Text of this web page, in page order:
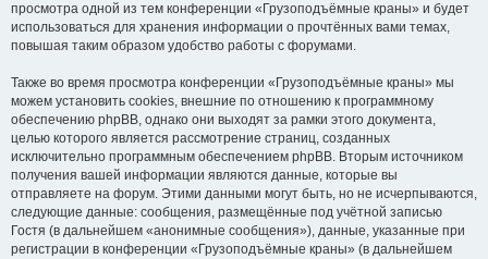
просмотра одной из тем конференции «Грузоподъёмные краны» и будет
использоваться для хранения информации о прочтённых вами темах,
повышая таким образом удобство работы с форумами.
Также во время просмотра конференции «Грузоподъёмные краны» мы
можем установить cookies, внешние по отношению к программному
обеспечению phpBB, однако они выходят за рамки этого документа,
целью которого является рассмотрение страниц, созданных
исключительно программным обеспечением phpBB. Вторым источником
получения вашей информации являются данные, которые вы
отправляете на форум. Этими данными могут быть, но не исчерпываются,
следующие данные: сообщения, размещённые под учётной записью
Гостя (в дальнейшем «анонимные сообщения»), данные, указанные при
регистрации в конференции «Грузоподъёмные краны» (в дальнейшем